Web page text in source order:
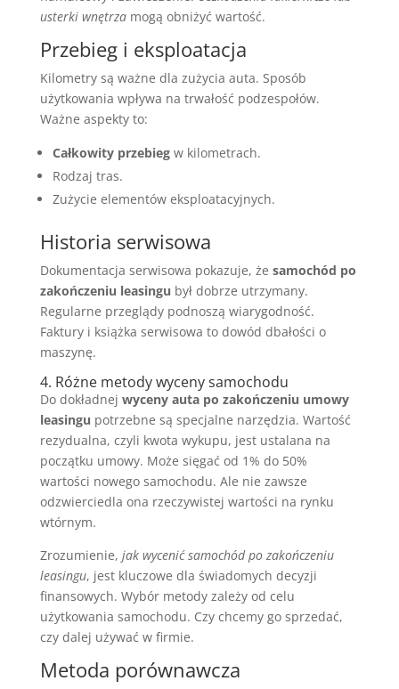
usterki wnętrzamogą obniżyć wartość.
Przebieg i eksploatacja
Kilometry są ważne dla zużycia auta. Sposób
użytkowania wpływa na trwałość podzespołów.
Ważne aspekty to:
Całkowity przebiegw kilometrach.
Rodzaj tras.
Zużycie elementów eksploatacyjnych.
Historia serwisowa
Dokumentacja serwisowa pokazuje, że samochód po
zakończeniu leasingu był dobrze utrzymany.
Regularne przeglądy podnoszą wiarygodność.
Faktury i książka serwisowa to dowód dbałości o
maszynę.
4. Różne metody wyceny samochodu
Do dokładnej wyceny auta po zakończeniu umowy
leasingu potrzebne są specjalne narzędzia. Wartość
rezydualna, czyli kwota wykupu, jest ustalana na
początku umowy. Może sięgać od 1% do 50%
wartości nowego samochodu. Ale nie zawsze
odzwierciedla ona rzeczywistej wartości na rynku
wtórnym.
Zrozumienie, jak wycenić samochód po zakończeniu
leasingu, jest kluczowe dla świadomych decyzji
finansowych. Wybór metody zależy od celu
użytkowania samochodu. Czy chcemy go sprzedać,
czy dalej używać w firmie.
Metoda porównawcza